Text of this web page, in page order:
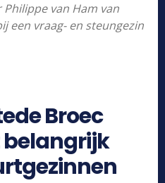
van Ham van
een vraag- en steungezin
Broec